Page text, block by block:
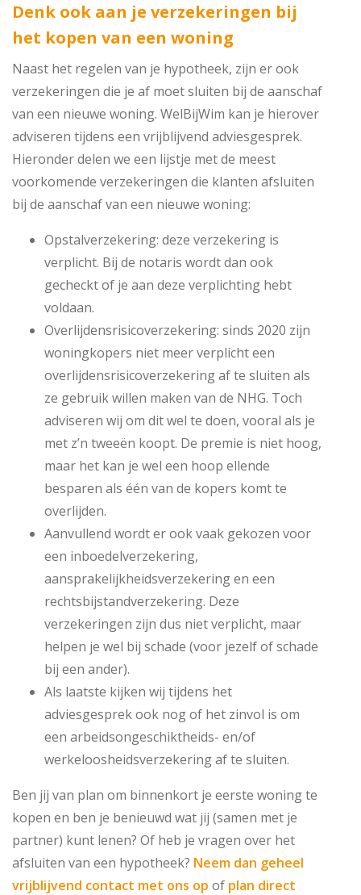
Denk ook aan je verzekeringen bij
het kopen van een woning
Naast het regelen van je hypotheek, zijn er ook
verzekeringen die je af moet sluiten bij de aanschaf
van een nieuwe woning. WelBijWim kan je hierover
adviseren tijdens een vrijblijvend adviesgesprek.
Hieronder delen we een lijstje met de meest
voorkomende verzekeringen die klanten afsluiten
bij de aanschaf van een nieuwe woning:
Opstalverzekering: deze verzekering is
verplicht. Bij de notaris wordt dan ook
gecheckt of je aan deze verplichting hebt
voldaan.
Overlijdensrisicoverzekering: sinds 2020 zijn
woningkopers niet meer verplicht een
overlijdensrisicoverzekering af te sluiten als
ze gebruik willen maken van de NHG. Toch
adviseren wij om dit wel te doen, vooral als je
met z’n tweeën koopt. De premie is niet hoog,
maar het kan je wel een hoop ellende
besparen als één van de kopers komt te
overlijden.
Aanvullend wordt er ook vaak gekozen voor
een inboedelverzekering,
aansprakelijkheidsverzekering en een
rechtsbijstandverzekering. Deze
verzekeringen zijn dus niet verplicht, maar
helpen je wel bij schade (voor jezelf of schade
bij een ander).
Als laatste kijken wij tijdens het
adviesgesprek ook nog of het zinvol is om
een arbeidsongeschiktheids- en/of
werkeloosheidsverzekering af te sluiten.
Ben jij van plan om binnenkort je eerste woning te
kopen en ben je benieuwd wat jij (samen met je
partner) kunt lenen? Of heb je vragen over het
afsluiten van een hypotheek? Neem dan geheel
vrijblijvend contact met ons op of plan direct